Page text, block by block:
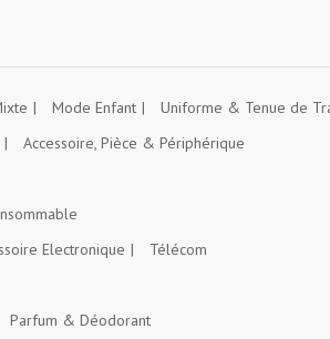
Mode Enfant
Uniforme & Tenue de
Accessoire, Pièce & Périphérique
Electronique
Télécom
Parfum & Déodorant